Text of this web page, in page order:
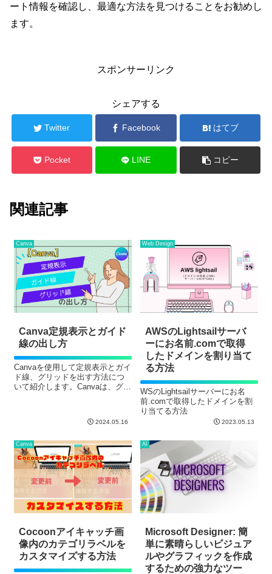
ート情報を確認し、最適な方法を見つけることをお勧めし
ます。
スポンサーリンク
シェアする
Twitter Facebook はてブ
Pocket LINE コピー
関連記事
Canva
Canva定規表示とガイド
線の出し方
Canvaを使用して定規表示とガイ
ド線、グリッドを出す方法につ
いて紹介します。Canvaは、グラ
ドを使うことでより正確で効率
2024.05.16
Web Design
AWSのLightsailサーバ
ーにお名前.comで取得
したドメインを割り当て
る方法
WSのLightsailサーバーにお名
前.comで取得したドメインを割
り当てる方法
2023.05.13
Canva
Cocoonアイキャッチ画
像内のカテゴリラベルを
カスタマイズする方法
AI
Microsoft Designer: 簡
単に素晴らしいビジュア
ルやグラフィックを作成
するための強力なツー